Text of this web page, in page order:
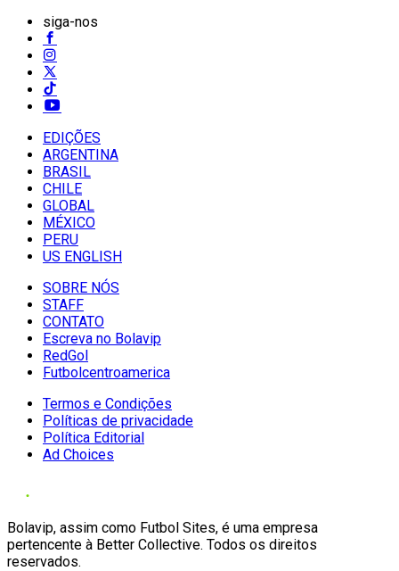
siga-nos
EDIÇÕES
ARGENTINA
BRASIL
CHILE
GLOBAL
MÉXICO
PERU
US ENGLISH
SOBRE NÓS
STAFF
CONTATO
Escreva no Bolavip
RedGol
Futbolcentroamerica
Termos e Condições
Políticas de privacidade
Política Editorial
Ad Choices
Bolavip, assim como Futbol Sites, é uma empresa
pertencente à Better Collective. Todos os direitos
reservados.